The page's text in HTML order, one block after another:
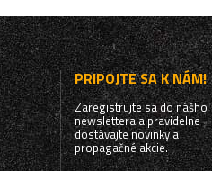
PRIPOJTE SA K NÁM!
Zaregistrujte sa do nášho
newslettera a pravidelne
dostávajte novinky a
propagačné akcie.